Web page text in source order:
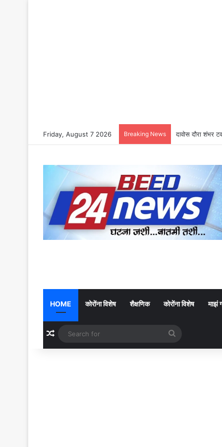
Friday, August 7 2026 Breaking News दावोस दौरा शंभर
HOME कोरोंना विशेष शैक्षणिक कोरोंना विशेष माझं
Random Article
for